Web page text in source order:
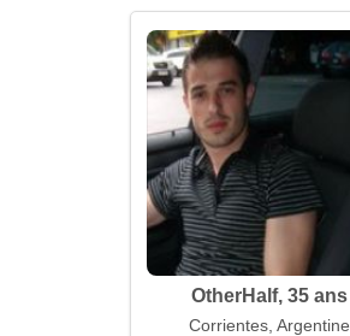
OtherHalf, 35 ans
Corrientes, Argentine